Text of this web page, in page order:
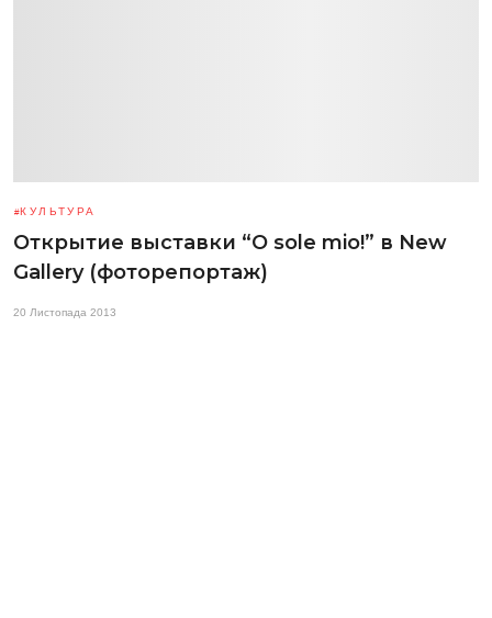
КУЛЬТУРА
Открытие выставки “O sole mio!” в New
Gallery (фоторепортаж)
20 Листопада 2013